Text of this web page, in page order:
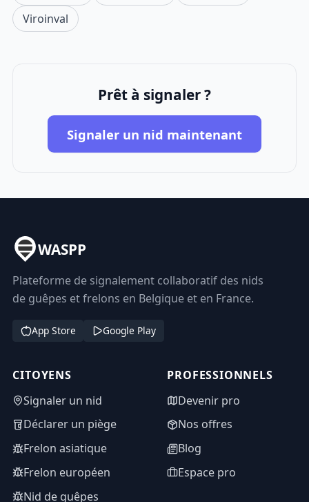
Viroinval
Prêt à signaler ?
Signaler un nid maintenant
WASPP
Plateforme de signalement collaboratif des nids
de guêpes et frelons en Belgique et en France.
App Store Google Play
CITOYENS
Signaler un nid
Déclarer un piège
Frelon asiatique
Frelon européen
Nid de guêpes
PROFESSIONNELS
Devenir pro
Nos offres
Blog
Espace pro